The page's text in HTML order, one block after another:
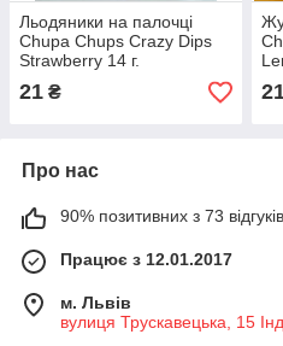
Льодяники на палочці
Chupa Chups Crazy Dips
Strawberry 14 г.
21 ₴
Про нас
90% позитивних з 73
Працює з 12.01.2017
м. Львів
вулиця Трускавецька, 15